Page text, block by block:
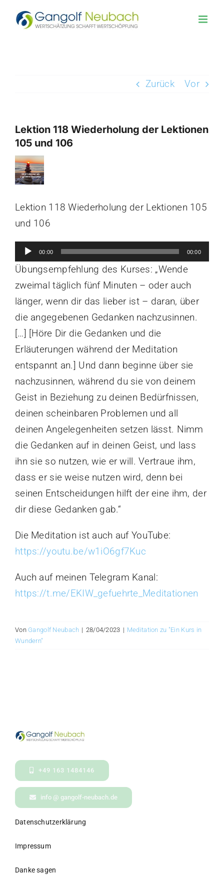
Inhalt
Zurück Vor
Lektion 118 Wiederholung der Lektionen
105 und 106
Zeige
grösseres
Lektion 118 Wiederholung der Lektionen 105
und 106
Audio-
Player
00:00 00:00
Übungsempfehlung des Kurses: „Wende
zweimal täglich fünf Minuten – oder auch
länger, wenn dir das lieber ist – daran, über
die angegebenen Gedanken nachzusinnen.
[…] [Höre Dir die Gedanken und die
Erläuterungen während der Meditation
entspannt an.] Und dann beginne über sie
nachzusinnen, während du sie von deinem
Geist in Beziehung zu deinen Bedürfnissen,
deinen scheinbaren Problemen und all
deinen Angelegenheiten setzen lässt. Nimm
die Gedanken auf in deinen Geist, und lass
ihn sie so nutzen, wie er will. Vertraue ihm,
dass er sie weise nutzen wird, denn bei
seinen Entscheidungen hilft der eine ihm, der
dir diese Gedanken gab.“
Die Meditation ist auch auf YouTube:
https://youtu.be/w1iO6gf7Kuc
Auch auf meinen Telegram Kanal:
https://t.me/EKIW_gefuehrte_Meditationen
Von Gangolf Neubach | 28/04/2023 | Meditation zu "Ein Kurs in
Wundern"
+49 163 1484146
info @ gangolf-neubach.de
Datenschutzerklärung
Impressum
Danke sagen